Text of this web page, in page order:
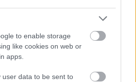
to enable storage
like cookies on web or
apps.
user data to be sent to